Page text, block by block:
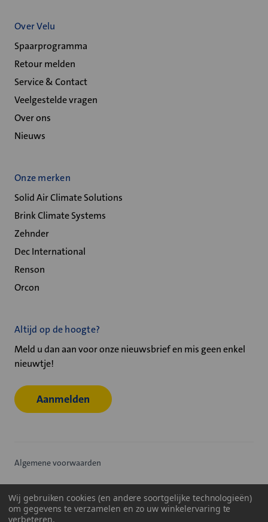
Over Velu
Spaarprogramma
Retour melden
Service & Contact
Veelgestelde vragen
Over ons
Nieuws
Onze merken
Solid Air Climate Solutions
Brink Climate Systems
Zehnder
Dec International
Renson
Orcon
Altijd op de hoogte?
Meld u dan aan voor onze nieuwsbrief en mis geen enkel
nieuwtje!
Aanmelden
Algemene voorwaarden
Cookiebeleid
Wij gebruiken cookies (en andere soortgelijke technologieën)
om gegevens te verzamelen en zo uw winkelervaring te
verbeteren.